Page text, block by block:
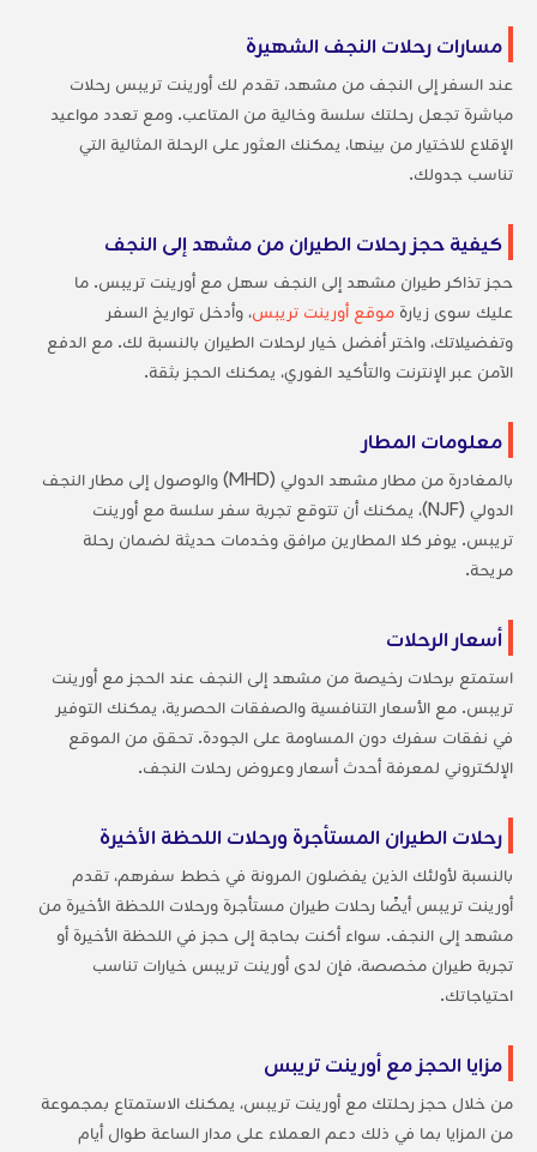
مسارات رحلات النجف الشهيرة
عند السفر إلى النجف من مشهد، تقدم لك أورينت تريبس رحلات
مباشرة تجعل رحلتك سلسة وخالية من المتاعب. ومع تعدد مواعيد
الإقلاع للاختيار من بينها، يمكنك العثور على الرحلة المثالية التي
تناسب جدولك.
كيفية حجز رحلات الطيران من مشهد إلى النجف
حجز تذاكر طيران مشهد إلى النجف سهل مع أورينت تريبس. ما
عليك سوى زيارة موقع أورينت تريبس، وأدخل تواريخ السفر
وتفضيلاتك، واختر أفضل خيار لرحلات الطيران بالنسبة لك. مع الدفع
الآمن عبر الإنترنت والتأكيد الفوري، يمكنك الحجز بثقة.
معلومات المطار
بالمغادرة من مطار مشهد الدولي (MHD) والوصول إلى مطار النجف
الدولي (NJF)، يمكنك أن تتوقع تجربة سفر سلسة مع أورينت
تريبس. يوفر كلا المطارين مرافق وخدمات حديثة لضمان رحلة
مريحة.
أسعار الرحلات
استمتع برحلات رخيصة من مشهد إلى النجف عند الحجز مع أورينت
تريبس. مع الأسعار التنافسية والصفقات الحصرية، يمكنك التوفير
في نفقات سفرك دون المساومة على الجودة. تحقق من الموقع
الإلكتروني لمعرفة أحدث أسعار وعروض رحلات النجف.
رحلات الطيران المستأجرة ورحلات اللحظة الأخيرة
بالنسبة لأولئك الذين يفضلون المرونة في خطط سفرهم، تقدم
أورينت تريبس أيضًا رحلات طيران مستأجرة ورحلات اللحظة الأخيرة من
مشهد إلى النجف. سواء أكنت بحاجة إلى حجز في اللحظة الأخيرة أو
تجربة طيران مخصصة، فإن لدى أورينت تريبس خيارات تناسب
احتياجاتك.
مزايا الحجز مع أورينت تريبس
من خلال حجز رحلتك مع أورينت تريبس، يمكنك الاستمتاع بمجموعة
من المزايا بما في ذلك دعم العملاء على مدار الساعة طوال أيام